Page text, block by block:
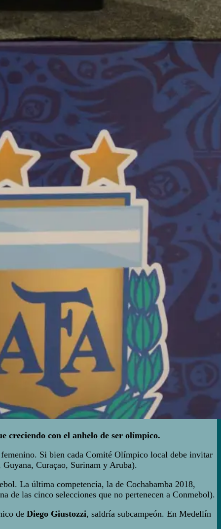
creciendo con el anhelo de ser olímpico.
Si bien cada Comité Olímpico local debe invitar
Curaçao, Surinam y Aruba).
La última competencia, la de Cochabamba 2018,
de las cinco selecciones que no pertenecen a Conmebol).
de Diego Giustozzi, saldría subcampeón. En Medellín